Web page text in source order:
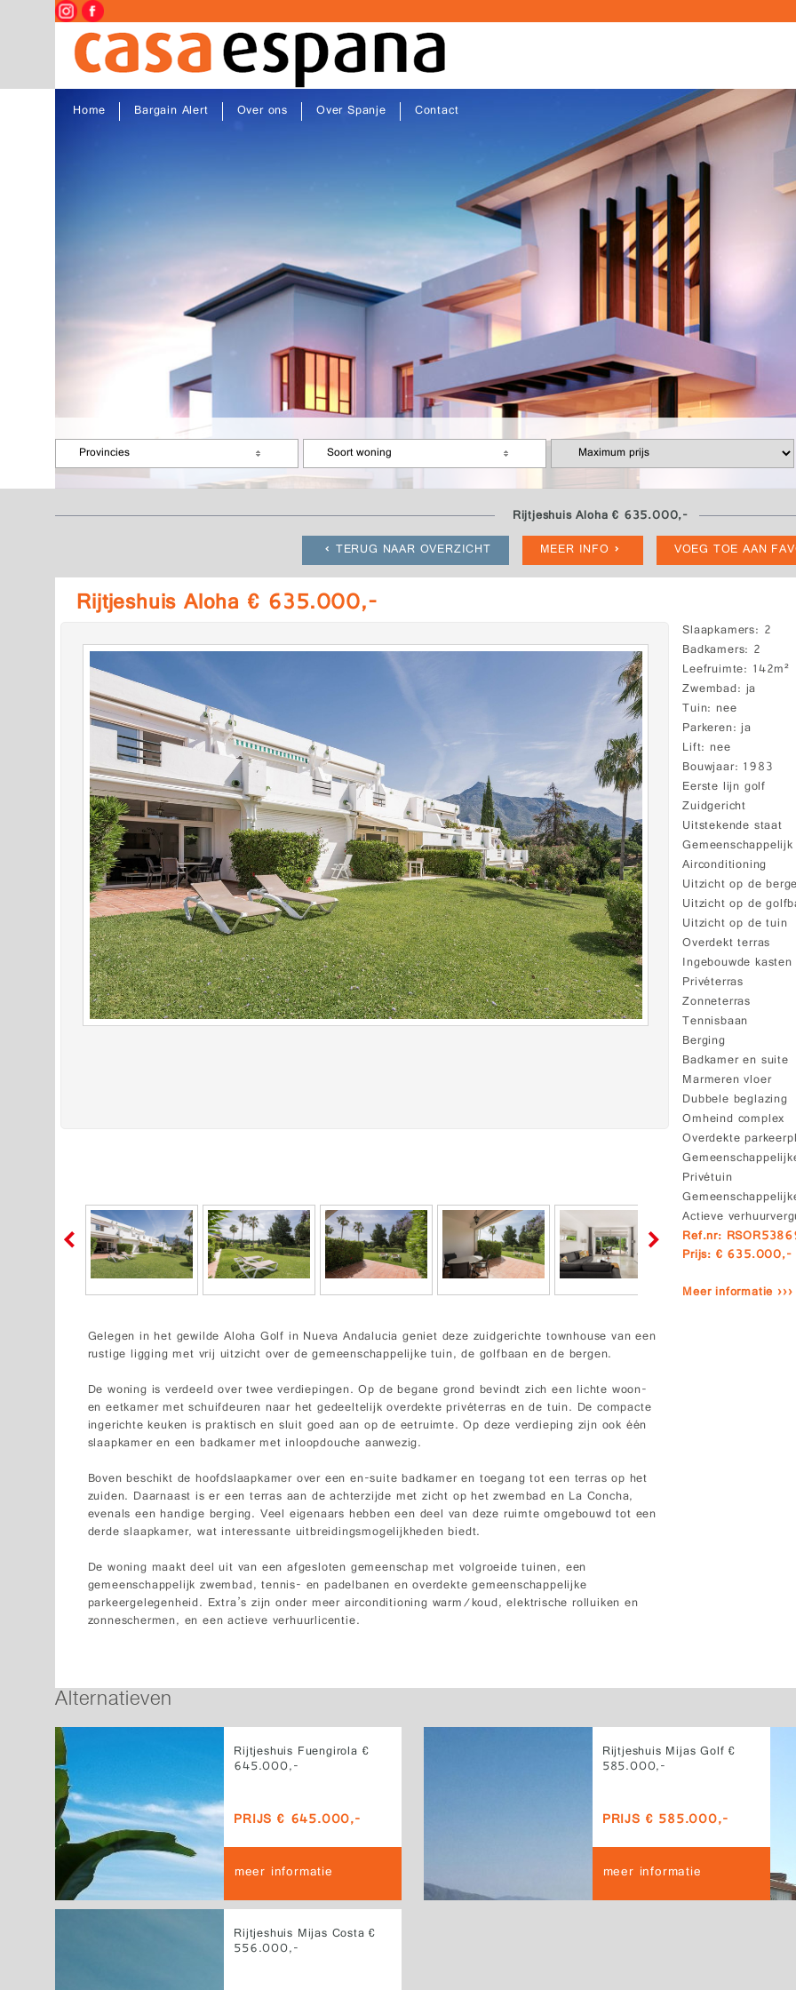
Home Bargain Alert Over ons Over Spanje Contact
Provincies Soort woning
Rijtjeshuis Aloha € 635.000,-
TERUG NAAR OVERZICHT
MEER INFO VOEG TOE AAN
Rijtjeshuis Aloha € 635.000,-
Slaapkamers 2
Badkamers 2
Leefruimte 142m²
Zwembad ja
Tuin nee
Parkeren ja
Lift nee
Bouwjaar 1983
Eerste lijn golf
Zuidgericht
Uitstekende staat
Airconditioning
Uitzicht op de
Uitzicht op de
Uitzicht op de tuin
Overdekt terras
Ingebouwde kasten
Privéterras
Zonneterras
Tennisbaan
Berging
Badkamer en suite
Marmeren vloer
Dubbele beglazing
Omheind complex
Overdekte
Privétuin
Actieve
Ref.nr:
Prijs: € 635.000,-
Meer informatie ›››
Gelegen in het gewilde Aloha Golf in Nueva Andalucia geniet deze zuidgerichte townhouse van een
rustige ligging met vrij uitzicht over de gemeenschappelijke tuin, de golfbaan en de bergen.
De woning is verdeeld over twee verdiepingen. Op de begane grond bevindt zich een lichte woon-
en eetkamer met schuifdeuren naar het gedeeltelijk overdekte privéterras en de tuin. De compacte
ingerichte keuken is praktisch en sluit goed aan op de eetruimte. Op deze verdieping zijn ook één
slaapkamer en een badkamer met inloopdouche aanwezig.
Boven beschikt de hoofdslaapkamer over een en-suite badkamer en toegang tot een terras op het
zuiden. Daarnaast is er een terras aan de achterzijde met zicht op het zwembad en La Concha,
evenals een handige berging. Veel eigenaars hebben een deel van deze ruimte omgebouwd tot een
derde slaapkamer, wat interessante uitbreidingsmogelijkheden biedt.
De woning maakt deel uit van een afgesloten gemeenschap met volgroeide tuinen, een
gemeenschappelijk zwembad, tennis- en padelbanen en overdekte gemeenschappelijke
parkeergelegenheid. Extra’s zijn onder meer airconditioning warm/koud, elektrische rolluiken en
zonneschermen, en een actieve verhuurlicentie.
Alternatieven
Rijtjeshuis Fuengirola €
645.000,-
PRIJS € 645.000,-
meer informatie
Rijtjeshuis Mijas Golf €
585.000,-
PRIJS € 585.000,-
meer informatie
Rijtjeshuis Mijas Costa €
556.000,-